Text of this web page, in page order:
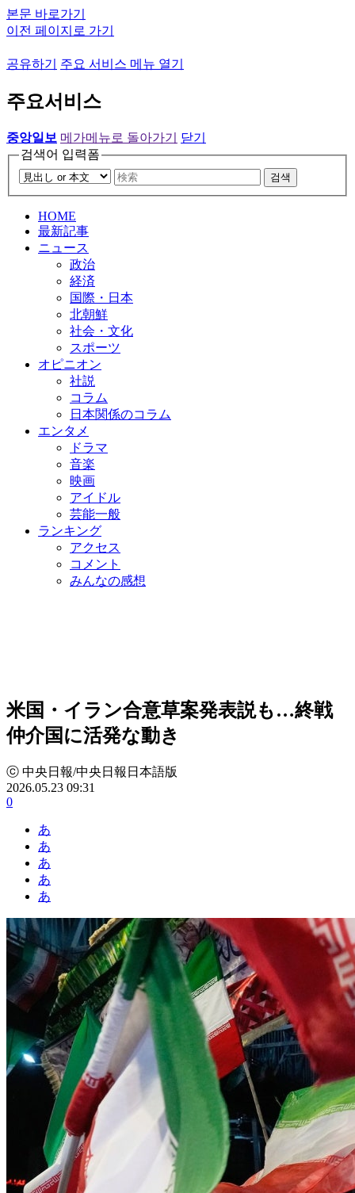
본문 바로가기
이전 페이지로 가기
공유하기 주요 서비스 메뉴 열기
주요서비스
중앙일보 메가메뉴로 돌아가기
닫기
검색어 입력폼
검색
HOME
最新記事
ニュース
政治
経済
国際・日本
北朝鮮
社会・文化
スポーツ
オピニオン
社説
コラム
日本関係のコラム
エンタメ
ドラマ
音楽
映画
アイドル
芸能一般
ランキング
アクセス
コメント
みんなの感想
米国・イラン合意草案発表説も…終戦
仲介国に活発な動き
ⓒ 中央日報/中央日報日本語版
2026.05.23 09:31
0
あ
あ
あ
あ
あ